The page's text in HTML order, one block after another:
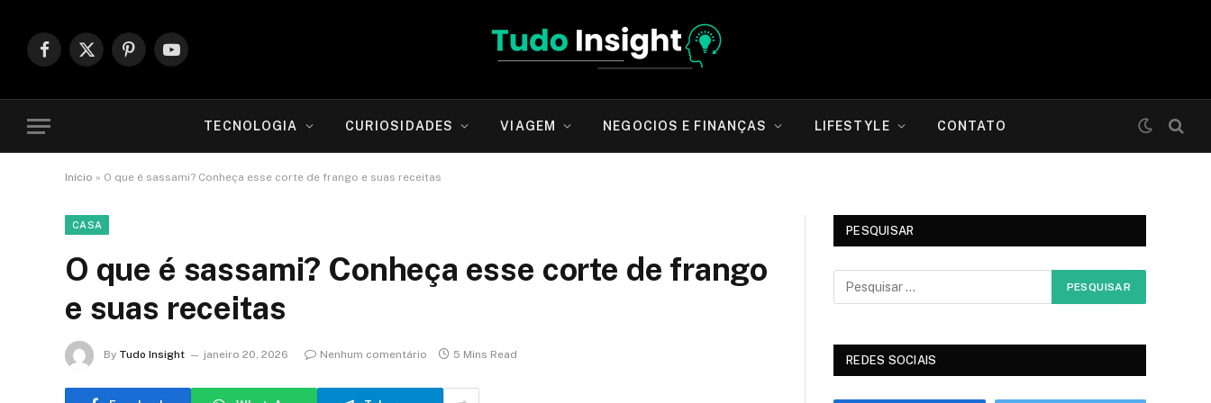
Facebook
X
PinterestYouTube
TECNOLOGIA CURIOSIDADES VIAGEM NEGOCIOS E FINANÇAS LIFESTYLE CONTATO
Início » O que é sassami? Conheça esse corte de frango e suas receitas
CASA
O que é sassami? Conheça esse corte de frango
e suas receitas
By Tudo Insight janeiro 20, 2026 Nenhum comentário 5 Mins Read
PESQUISAR
REDES SOCIAIS